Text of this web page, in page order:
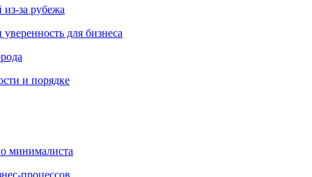
за рубежа
для бизнеса
и порядке
минималиста
процессов